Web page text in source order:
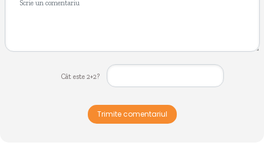
Cât este 2+2?
Trimite comentariul